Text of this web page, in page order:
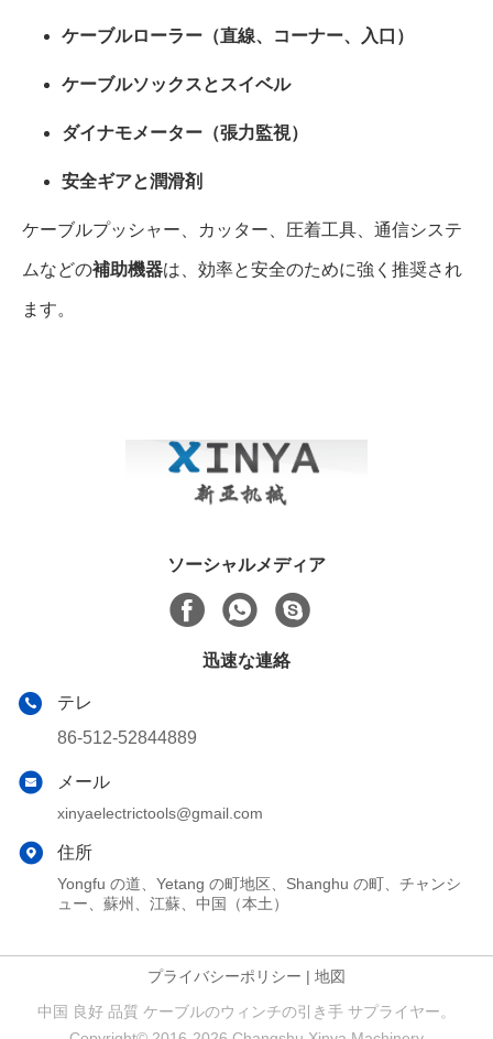
ケーブルローラー（直線、コーナー、入口）
ケーブルソックスとスイベル
ダイナモメーター（張力監視）
安全ギアと潤滑剤
ケーブルプッシャー、カッター、圧着工具、通信システ
ムなどの補助機器は、効率と安全のために強く推奨され
ます。
ソーシャルメディア
迅速な連絡
テレ
86-512-52844889
メール
xinyaelectrictools@gmail.com
住所
Yongfu の道、Yetang の町地区、Shanghu の町、チャンシ
ュー、蘇州、江蘇、中国（本土）
プライバシーポリシー | 地図
中国 良好 品質 ケーブルのウィンチの引き手 サプライヤー。